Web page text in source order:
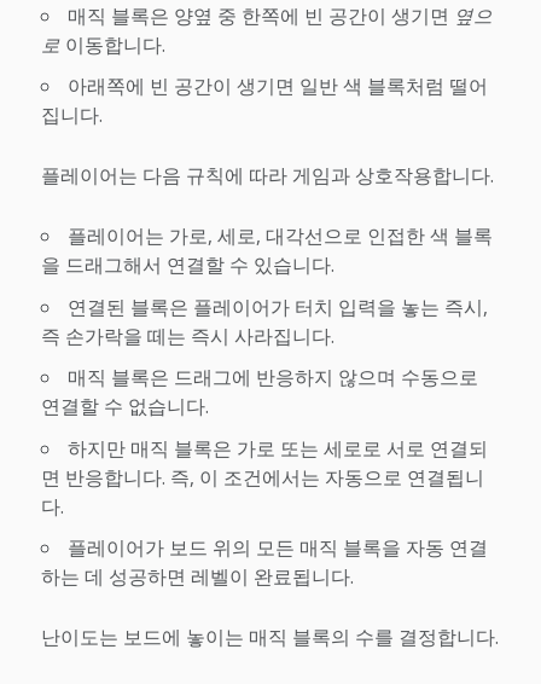
매직 블록은 양옆 중 한쪽에 빈 공간이 생기면 옆으
로이동합니다.
아래쪽에 빈 공간이 생기면 일반 색 블록처럼 떨어
집니다.
플레이어는 다음 규칙에 따라 게임과 상호작용합니다.
플레이어는 가로, 세로, 대각선으로 인접한 색 블록
을 드래그해서 연결할 수 있습니다.
연결된 블록은 플레이어가 터치 입력을 놓는 즉시,
즉 손가락을 떼는 즉시 사라집니다.
매직 블록은 드래그에 반응하지 않으며 수동으로
연결할 수 없습니다.
하지만 매직 블록은 가로 또는 세로로 서로 연결되
면 반응합니다. 즉, 이 조건에서는 자동으로 연결됩니
다.
플레이어가 보드 위의 모든 매직 블록을 자동 연결
하는 데 성공하면 레벨이 완료됩니다.
난이도는 보드에 놓이는 매직 블록의 수를 결정합니다.